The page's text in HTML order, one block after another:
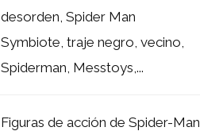
desorden, Spider Man
Symbiote, traje negro, vecino,
Spiderman, Messtoys,...
Figuras de acción de Spider-Man